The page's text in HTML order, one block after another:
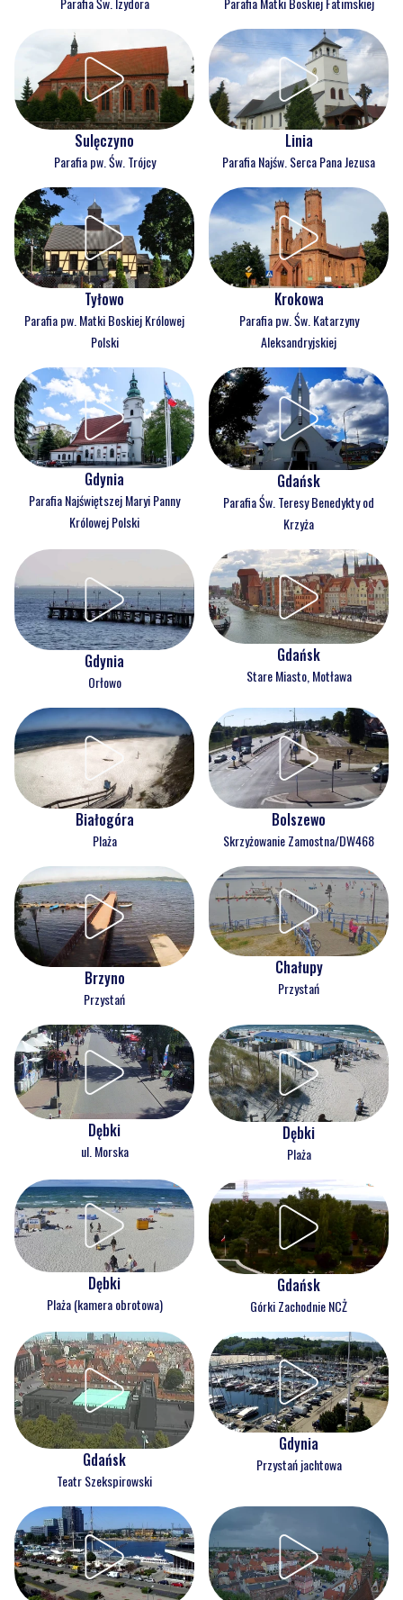
Sulęczyno
Parafia pw. Św. Trójcy
Linia
Parafia Najśw. Serca Pana Jezusa
Tyłowo
Parafia pw. Matki Boskiej Królowej
Polski
Krokowa
Parafia pw. Św. Katarzyny
Aleksandryjskiej
Gdynia
Parafia Najświętszej Maryi Panny
Królowej Polski
Gdańsk
Parafia Św. Teresy Benedykty od
Krzyża
Gdynia
Orłowo
Gdańsk
Stare Miasto, Motława
Białogóra
Plaża
Bolszewo
Skrzyżowanie Zamostna/DW468
Brzyno
Przystań
Chałupy
Przystań
Dębki
ul. Morska
Dębki
Plaża
Dębki
Plaża (kamera obrotowa)
Gdańsk
Górki Zachodnie NCŻ
Gdańsk
Teatr Szekspirowski
Gdynia
Przystań jachtowa